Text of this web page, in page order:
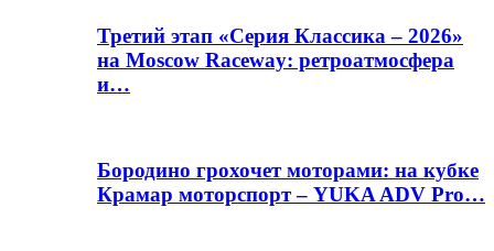
Третий этап «Серия Классика – 2026»
на Moscow Raceway: ретроатмосфера
и…
Бородино грохочет моторами: на кубке
Крамар моторспорт – YUKA ADV Pro…